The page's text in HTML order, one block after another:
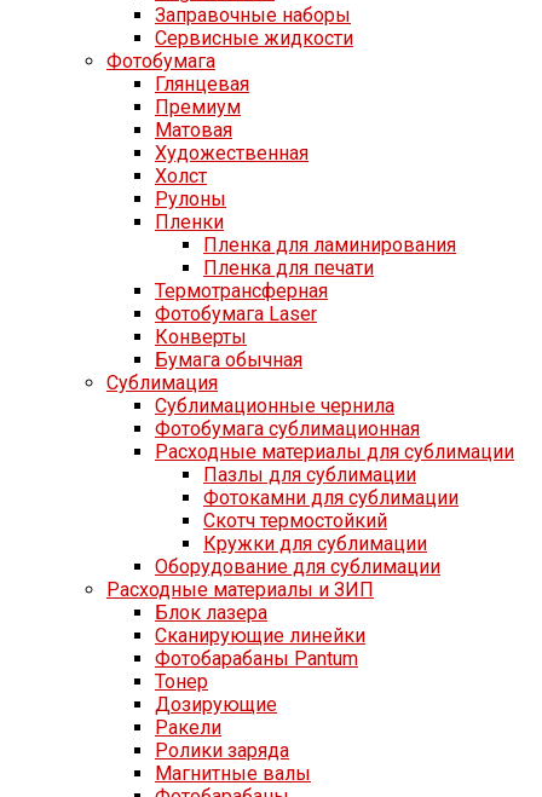
Заправочные наборы
Сервисные жидкости
Фотобумага
Глянцевая
Премиум
Матовая
Художественная
Холст
Рулоны
Пленки
Пленка для ламинирования
Пленка для печати
Термотрансферная
Фотобумага Laser
Конверты
Бумага обычная
Сублимация
Сублимационные чернила
Фотобумага сублимационная
Расходные материалы для сублимации
Пазлы для сублимации
Фотокамни для сублимации
Скотч термостойкий
Кружки для сублимации
Оборудование для сублимации
Расходные материалы и ЗИП
Блок лазера
Сканирующие линейки
Фотобарабаны Pantum
Тонер
Дозирующие
Ракели
Ролики заряда
Магнитные валы